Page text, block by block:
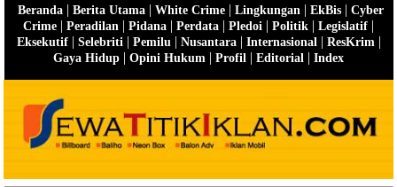
Beranda| Berita Utama| White Crime| Lingkungan | EkBis| Cyber
Crime | Peradilan | Pidana | Perdata | Pledoi | Politik | Legislatif |
Eksekutif| Selebriti | Pemilu | Nusantara| Internasional | ResKrim |
Gaya Hidup | Opini Hukum | Profil | Editorial | Index